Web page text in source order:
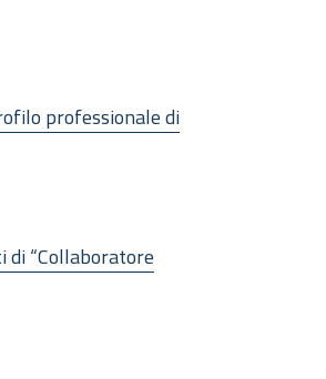
professionale di
di “Collaboratore